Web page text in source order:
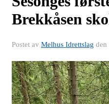
Brekkåsen
Postet av Melhus Idrettslag den